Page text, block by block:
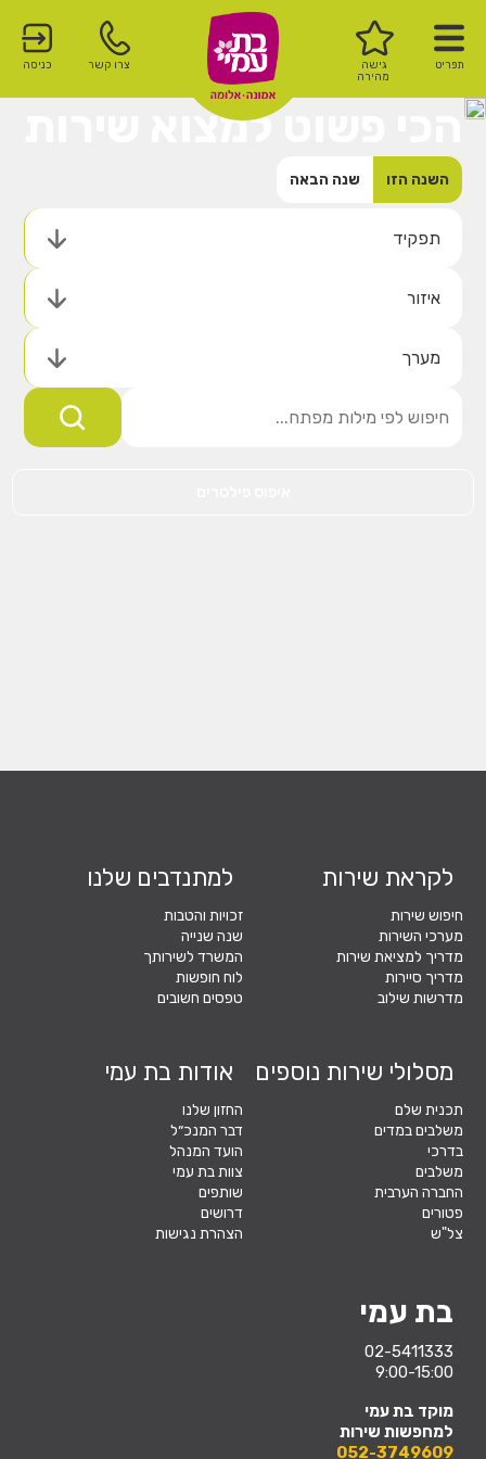
תפריט צרו קשר
גישה
מהירה
כניסה
הכי פשוט למצוא שירות
השנה הזו שנה הבאה
תפקיד
איזור
מערך
בת עמי
02-5411333
9:00-15:00
מוקד בת עמי
למחפשות שירות
052-3749609
לקראת שירות
חיפוש שירות
מערכי השירות
מדריך למציאת שירות
מדריך סיירות
מדרשות שילוב
למתנדבים שלנו
זכויות והטבות
שנה שנייה
המשרד לשירותך
לוח חופשות
טפסים חשובים
מסלולי שירות נוספים
תכנית שלם
משלבים במדים
בדרכי
משלבים
החברה הערבית
פטורים
צל"ש
אודות בת עמי
החזון שלנו
דבר המנכ״ל
הועד המנהל
צוות בת עמי
שותפים
דרושים
הצהרת נגישות